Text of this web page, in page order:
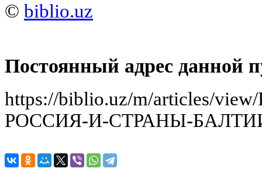
© biblio.uz
Постоянный адрес данной
https://biblio.uz/m/articles/
РОССИЯ-И-СТРАНЫ-